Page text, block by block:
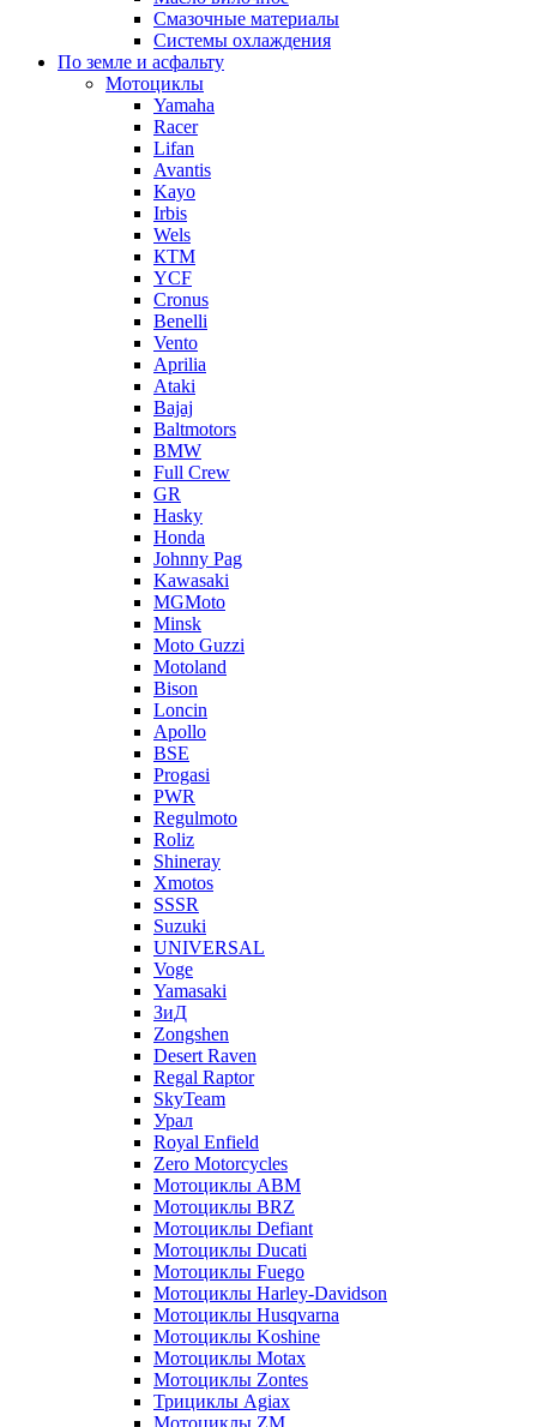
Смазочные материалы
Системы охлаждения
По земле и асфальту
Мотоциклы
Yamaha
Racer
Lifan
Avantis
Kayo
Irbis
Wels
КТМ
YCF
Cronus
Benelli
Vento
Aprilia
Ataki
Bajaj
Baltmotors
BMW
Full Crew
GR
Hasky
Honda
Johnny Pag
Kawasaki
MGMoto
Minsk
Moto Guzzi
Motoland
Bison
Loncin
Apollo
BSE
Progasi
PWR
Regulmoto
Roliz
Shineray
Xmotos
SSSR
Suzuki
UNIVERSAL
Voge
Yamasaki
ЗиД
Zongshen
Desert Raven
Regal Raptor
SkyTeam
Урал
Royal Enfield
Zero Motorcycles
Мотоциклы ABM
Мотоциклы BRZ
Мотоциклы Defiant
Мотоциклы Ducati
Мотоциклы Fuego
Мотоциклы Harley-Davidson
Мотоциклы Husqvarna
Мотоциклы Koshine
Мотоциклы Motax
Мотоциклы Zontes
Трициклы Agiax
Мотоциклы ZM